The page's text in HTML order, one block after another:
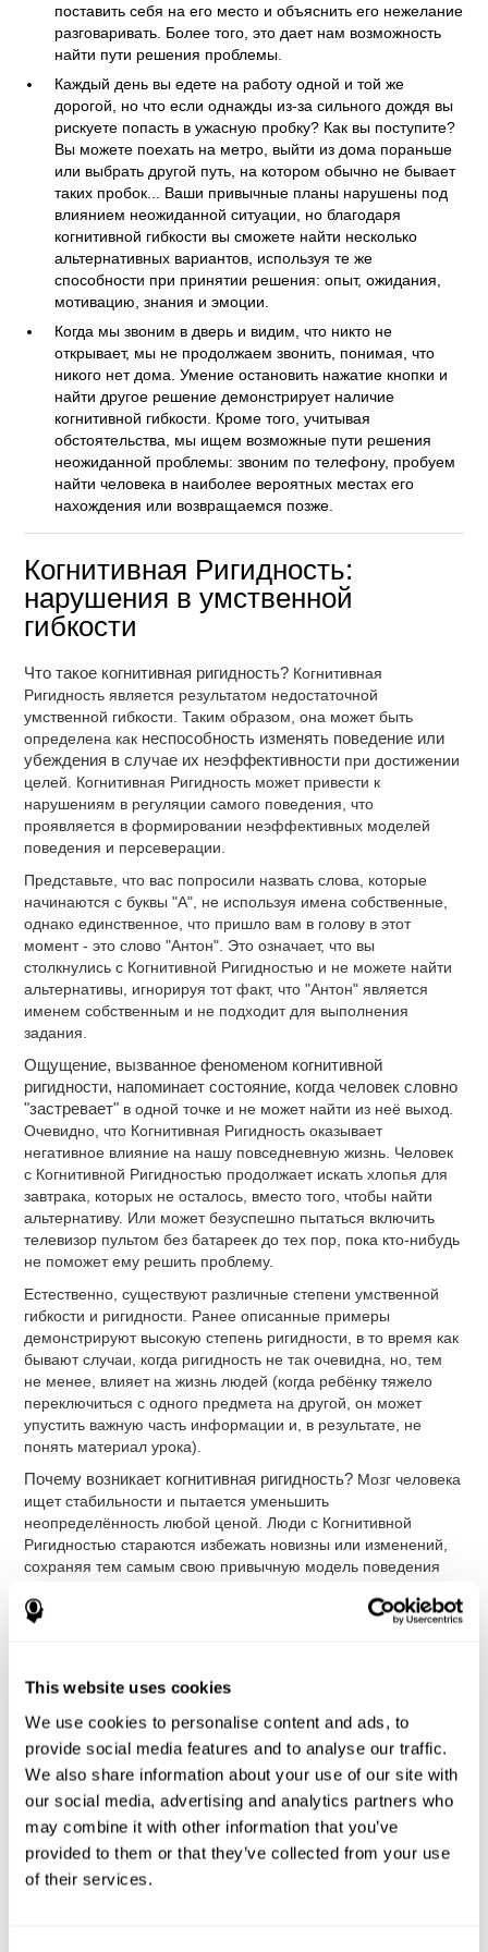
This website uses cookies
We use cookies to personalise content and ads, to
provide social media features and to analyse our traffic.
We also share information about your use of our site with
our social media, advertising and analytics partners who
may combine it with other information that you’ve
provided to them or that they’ve collected from your use
of their services.
поставить себя на его место и объяснить его нежелание
разговаривать. Более того, это дает нам возможность
найти пути решения проблемы.
Каждый день вы едете на работу одной и той же
дорогой, но что если однажды из-за сильного дождя вы
рискуете попасть в ужасную пробку? Как вы поступите?
Вы можете поехать на метро, выйти из дома пораньше
или выбрать другой путь, на котором обычно не бывает
таких пробок... Ваши привычные планы нарушены под
влиянием неожиданной ситуации, но благодаря
когнитивной гибкости вы сможете найти несколько
альтернативных вариантов, используя те же
способности при принятии решения: опыт, ожидания,
мотивацию, знания и эмоции.
Когда мы звоним в дверь и видим, что никто не
открывает, мы не продолжаем звонить, понимая, что
никого нет дома. Умение остановить нажатие кнопки и
найти другое решение демонстрирует наличие
когнитивной гибкости. Кроме того, учитывая
обстоятельства, мы ищем возможные пути решения
неожиданной проблемы: звоним по телефону, пробуем
найти человека в наиболее вероятных местах его
нахождения или возвращаемся позже.
Когнитивная Ригидность:
нарушения в умственной
гибкости
Что такое когнитивная ригидность? Когнитивная
Ригидность является результатом недостаточной
умственной гибкости. Таким образом, она может быть
определена как неспособность изменять поведение или
убеждения в случае их неэффективности при достижении
целей. Когнитивная Ригидность может привести к
нарушениям в регуляции самого поведения, что
проявляется в формировании неэффективных моделей
поведения и персеверации.
Представьте, что вас попросили назвать слова, которые
начинаются с буквы "А", не используя имена собственные,
однако единственное, что пришло вам в голову в этот
момент - это слово "Антон". Это означает, что вы
столкнулись с Когнитивной Ригидностью и не можете найти
альтернативы, игнорируя тот факт, что "Антон" является
именем собственным и не подходит для выполнения
задания.
Ощущение, вызванное феноменом когнитивной
ригидности, напоминает состояние, когда человек словно
"застревает" в одной точке и не может найти из неё выход.
Очевидно, что Когнитивная Ригидность оказывает
негативное влияние на нашу повседневную жизнь. Человек
с Когнитивной Ригидностью продолжает искать хлопья для
завтрака, которых не осталось, вместо того, чтобы найти
альтернативу. Или может безуспешно пытаться включить
телевизор пультом без батареек до тех пор, пока кто-нибудь
не поможет ему решить проблему.
Естественно, существуют различные степени умственной
гибкости и ригидности. Ранее описанные примеры
демонстрируют высокую степень ригидности, в то время как
бывают случаи, когда ригидность не так очевидна, но, тем
не менее, влияет на жизнь людей (когда ребёнку тяжело
переключиться с одного предмета на другой, он может
упустить важную часть информации и, в результате, не
понять материал урока).
Почему возникает когнитивная ригидность? Мозг человека
ищет стабильности и пытается уменьшить
неопределённость любой ценой. Люди с Когнитивной
Ригидностью стараются избежать новизны или изменений,
сохраняя тем самым свою привычную модель поведения
адаптироваться к окружающей среде. Это нормально, что
ригидностьюи характеризуется повторением действий,
которые были эффективными в предыдущих ситуациях, или
которые были запланированы, однако уже больше не
подходят для достижения текущих целей.
Расстройства или патологии,
связанные с низкой когнитивной